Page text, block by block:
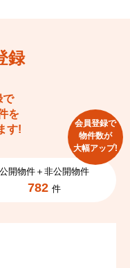
録
で
を
す!
公開物件＋非公開物件
782 件
会員登録で
物件数が
大幅アップ!